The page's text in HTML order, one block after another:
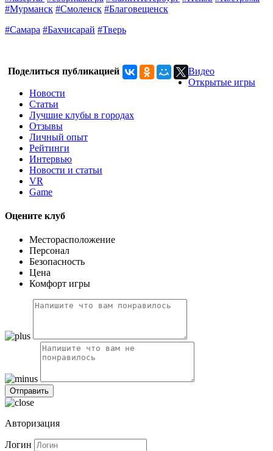
#Мурманск #Смоленск #Благовещенск
#Самара #Бахчисарай #Тверь
Поделиться публикацией
Видео
Открытые игры
Новости
Статьи
Лучшие клубы в городах
Отзывы
Личный опыт
Рейтинги
Интервью
Новости и статьи
VR
Game
Оцените клуб
Месторасположение
Персонал
Безопасность
Цена
Комфорт игры
Авторизация
Логин